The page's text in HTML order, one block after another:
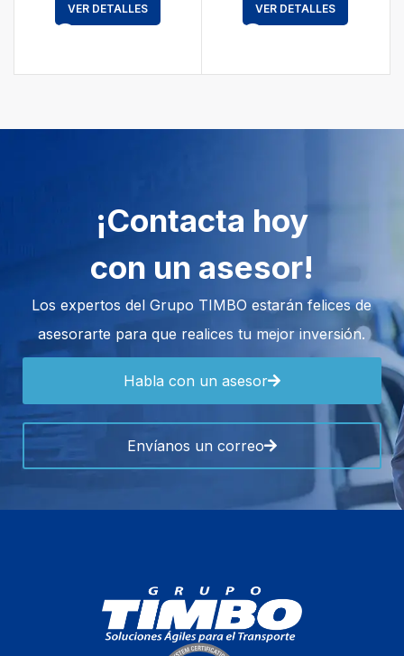
VER DETALLES VER DETALLES
¡Contacta hoy
con un asesor!
Los expertos del Grupo TIMBO estarán felices de
asesorarte para que realices tu mejor inversión.
Habla con un asesor
Envíanos un correo